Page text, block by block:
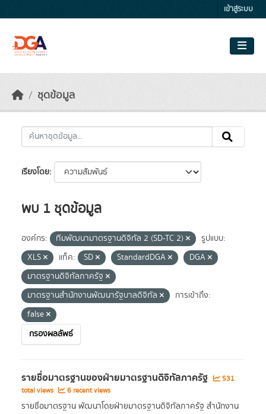
เข้าสู่ระบบ
ชุดข้อมูล
เรียงโดย
พบ 1 ชุดข้อมูล
องค์กร: ทีมพัฒนามาตรฐานดิจิทัล 2 (SD-TC 2)
รูปแบบ:
XLS
แท็ค: SD StandardDGA
DGA
มาตรฐานดิจิทัลภาครัฐ
มาตรฐานสำนักงานพัฒนารัฐบาลดิจิทัล
การเข้าถึง:
false
กรองผลลัพธ์
รายชื่อมาตรฐานของฝ่ายมาตรฐานดิจิทัลภาครัฐ
531
total views
6 recent views
รายชื่อมาตรฐาน พัฒนาโดยฝ่ายมาตรฐานดิจิทัลภาครัฐ สำนักงาน